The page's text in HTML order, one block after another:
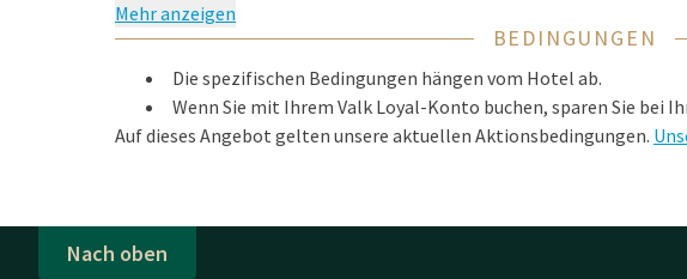
Mehr anzeigen
BEDINGUNGEN
Die spezifischen Bedingungen hängen vom Hotel ab.
Wenn Sie mit Ihrem Valk Loyal-Konto buchen, sparen Sie bei
Auf dieses Angebot gelten unsere aktuellen Aktionsbedingungen.
Nach oben